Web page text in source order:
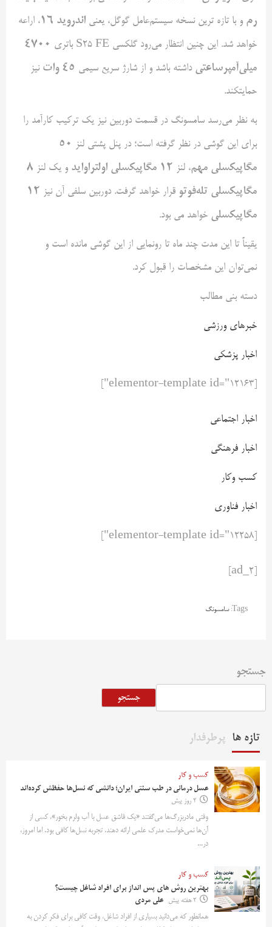
رم و با تازه ترین نسخه سیستم‌عامل گوگل، یعنی اندروید ۱۶
، اراعه
خواهد شد. این چنین انتظار می‌رود گلکسی S25 FE باتری
۴۷۰۰
میلی‌آمپرساعتی داشته باشد و از شارژ سریع سیمی ۴۵ وات
نیز
حمایتکند.
به نظر می‌رسد سامسونگ در قسمت دوربین نیز یک ترکیب کارآمد را
برای این گوشی در نظر گرفته است؛ در پنل پشتی لنز ۵۰
مگاپیکسلی مهم، لنز ۱۲ مگاپیکسلی اولتراواید و یک لنز ۸
مگاپیکسلی تله‌فوتو قرار خواهد گرفت. دوربین سلفی آن نیز ۱۲
مگاپیکسلی خواهد می بود.
یقیناً تا این مدت چند ماه تا رونمایی از این گوشی مانده است و
نمی‌توان این مشخصات را قبول کرد.
دسته بنی مطالب
خبرهای ورزشی
اخبار پزشکی
اخبار اجتماعی
اخبار فرهنگی
کسب وکار
اخبار فناوری
Tags: سامسونگ
جستجو
جستجو
تازه ها پرطرفدار
کسب و کار
عسل درمانی در طب سنتی ایران؛ دانشی که نسل‌ها حفظش کرده‌اند
2 روز پیش
وقتی مادربزرگ‌ها می‌گفتند «یک قاشق عسل با آب ولرم بخور»، کسی از
آن‌ها نمی‌خواست مدرک علمی ارائه دهند. تجربه نسل‌ها کافی بود. اما امروز،
در...
کسب و کار
بهترین روش‌ های پس‌ انداز برای افراد شاغل چیست؟
2 هفته پیش
علی مردی
همانطور که می‌دانید بسیاری از افراد شاغل، وقت کافی برای فکر کردن به